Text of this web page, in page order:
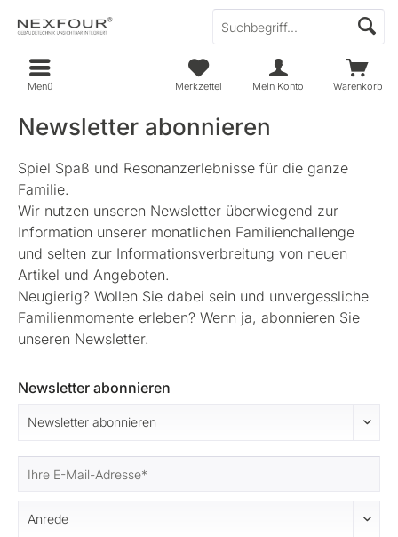
Warenkorb
Merkzettel Mein Konto
Menü
Newsletter abonnieren
Spiel Spaß und Resonanzerlebnisse für die ganze
Familie.
Wir nutzen unseren Newsletter überwiegend zur
Information unserer monatlichen Familienchallenge
und selten zur Informationsverbreitung von neuen
Artikel und Angeboten.
Neugierig? Wollen Sie dabei sein und unvergessliche
Familienmomente erleben? Wenn ja, abonnieren Sie
unseren Newsletter.
Newsletter abonnieren